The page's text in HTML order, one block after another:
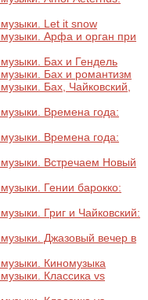
Let it snow
Арфа и орган при
Бах и Гендель
Бах и романтизм
Бах, Чайковский,
Времена года:
Времена года:
Встречаем Новый
Гении барокко:
Григ и Чайковский:
Джазовый вечер в
Киномузыка
Классика vs